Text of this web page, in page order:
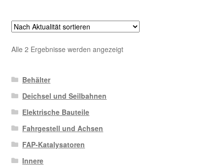
Alle 2 Ergebnisse werden angezeigtNach
Behälter
Deichsel und Seilbahnen
Elektrische Bauteile
Fahrgestell und Achsen
FAP-Katalysatoren
Innere